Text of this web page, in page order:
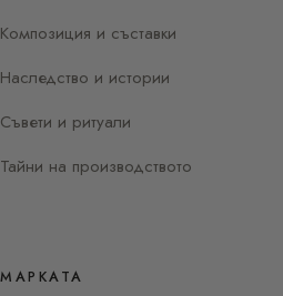
Композиция и съставки
Наследство и истории
Съвети и ритуали
Тайни на производството
МАРКАТА